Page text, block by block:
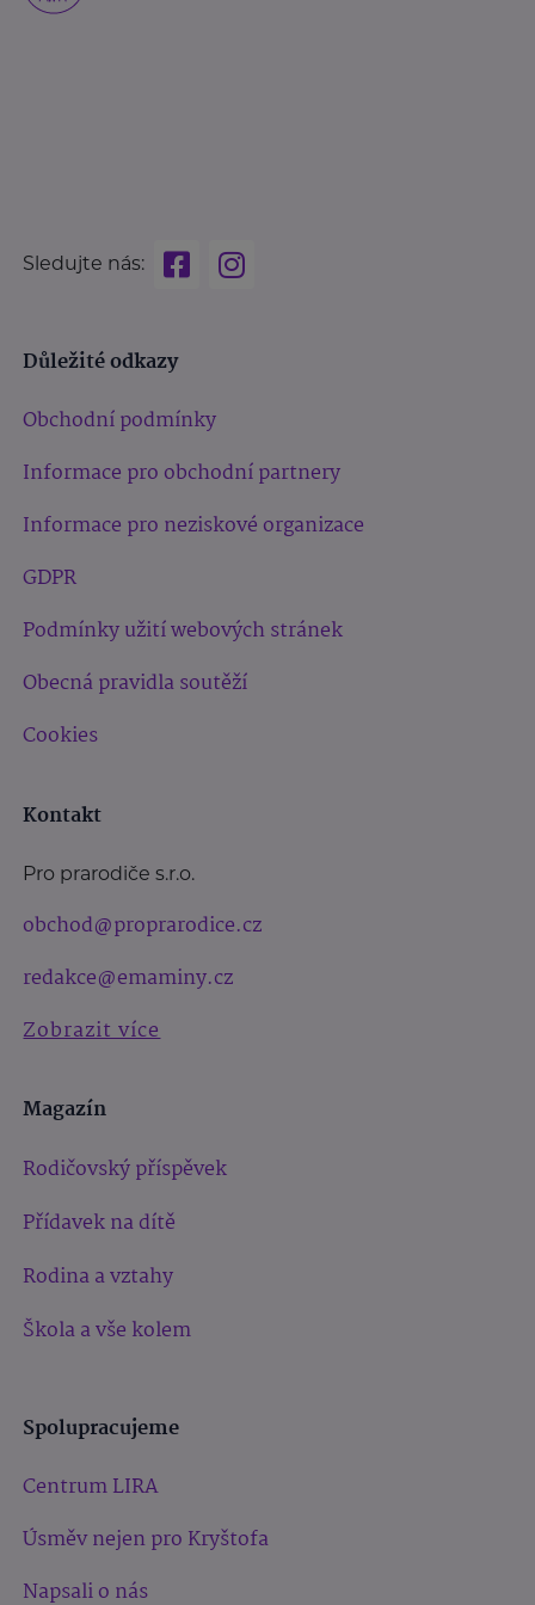
Sledujte nás:
Důležité odkazy
Obchodní podmínky
Informace pro obchodní partnery
Informace pro neziskové organizace
GDPR
Podmínky užití webových stránek
Obecná pravidla soutěží
Cookies
Kontakt
Pro prarodiče s.r.o.
obchod@proprarodice.cz
redakce@emaminy.cz
Zobrazit více
Magazín
Rodičovský příspěvek
Přídavek na dítě
Rodina a vztahy
Škola a vše kolem
Spolupracujeme
Centrum LIRA
Úsměv nejen pro Kryštofa
Napsali o nás